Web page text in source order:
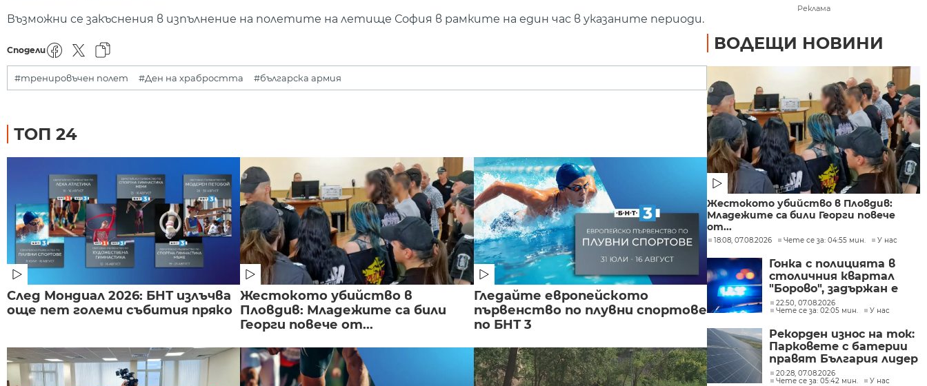
Възможни се закъснения в изпълнение на полетите на летище София в рамките на един час в указаните периоди.
Сподели
#тренировъчен полет #Ден на храбростта #българска армия
ТОП 24
След Мондиал 2026: БНТ излъчва
още пет големи събития пряко
Жестокото убийство в
Пловдив: Младежите са били
Георги повече от...
Гледайте европейското
първенство по плувни спортове
по БНТ 3
Реклама
ВОДЕЩИ НОВИНИ
Жестокото убийство в Пловдив:
Младежите са били Георги повече
от...
18:08, 07.08.2026 Чете се за: 04:55 мин. У нас
Гонка с полицията в
столичния квартал
"Борово", задържан е
мъж, у когото са
намерени 460 000 евро
22:50, 07.08.2026
Чете се за: 02:05 мин.
У нас
Рекорден износ на ток:
Парковете с батерии
правят България лидер
на пазара
20:28, 07.08.2026
Чете се за: 05:42 мин.
У нас